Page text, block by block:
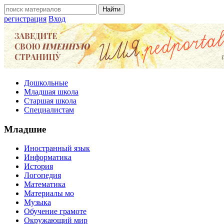
регистрация Вход
Дошкольные
Младшая школа
Старшая школа
Специалистам
Младшие
Иностранный язык
Информатика
История
Логопедия
Математика
Материалы мо
Музыка
Обучение грамоте
Окружающий мир